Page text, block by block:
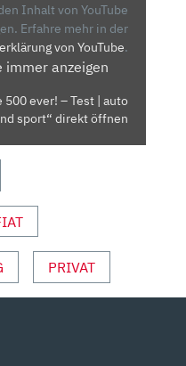
Inhalt von YouTube
Erfahre mehr in der
von YouTube.
immer anzeigen
ever! – Test | auto
sport“ direkt öffnen
PRIVAT